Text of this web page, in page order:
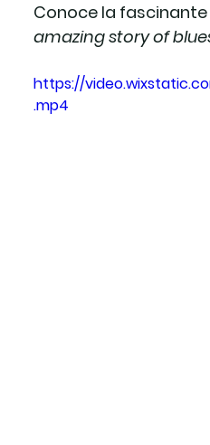
Conoce la
amazing story of
https://
.mp4